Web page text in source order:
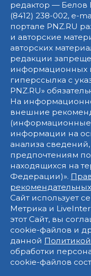
редактор —
(8412) 238-002, e-
портале PNZ.RU
и авторские
авторских
редакции
информационных
гиперссылка с
PNZ.RU»
На
внешние
(информационные
информации на
анализа
предпочтениям
находящихся на
Федерации)».
Сайт использует
Метрика и
этот Сайт, вы
cookie-файлов и
данной
обработки
cookie-файлов